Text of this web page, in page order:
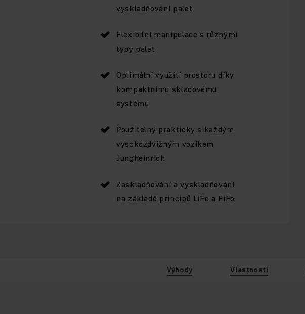
vyskladňování palet
Flexibilní manipulace s různými
typy palet
Optimální využití prostoru díky
kompaktnímu skladovému
systému
Použitelný prakticky s každým
vysokozdvižným vozíkem
Jungheinrich
Zaskladňování a vyskladňování
na základě principů LiFo a FiFo
Výhody Vlastnosti